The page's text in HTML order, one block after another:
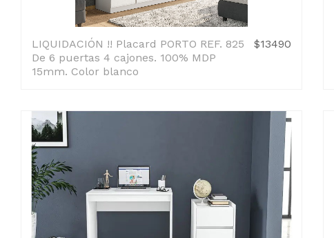
LIQUIDACIÓN !! Placard PORTO REF. 825
De 6 puertas 4 cajones. 100% MDP
15mm. Color blanco
$13490